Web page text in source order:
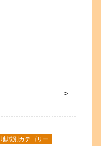
>
地域別カテゴリー